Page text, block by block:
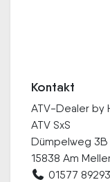
Kontakt
ATV-Dealer by
ATV SxS
Dümpelweg 3B
15838 Am
01577